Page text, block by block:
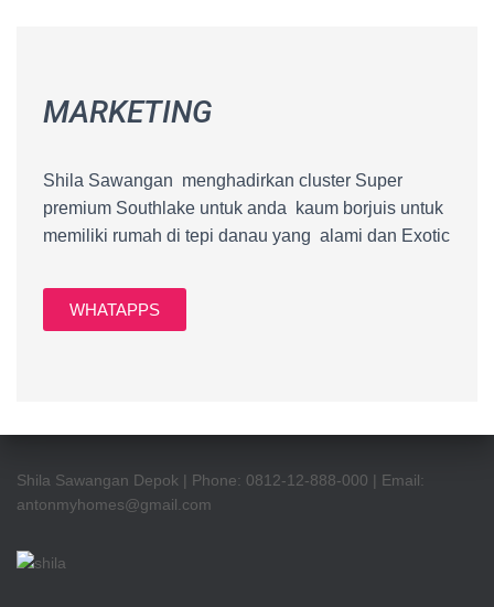
MARKETING
Shila Sawangan menghadirkan cluster Super
premium Southlake untuk anda kaum borjuis untuk
memiliki rumah di tepi danau yang alami dan Exotic
WHATAPPS
Shila Sawangan Depok | Phone: 0812-12-888-000 | Email:
antonmyhomes@gmail.com